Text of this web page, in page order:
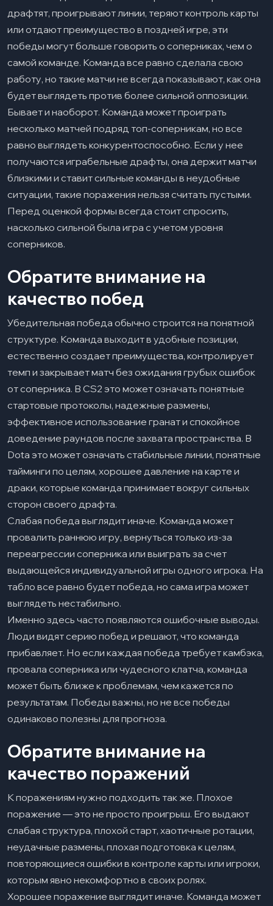
драфтят, проигрывают линии, теряют контроль карты
или отдают преимущество в поздней игре, эти
победы могут больше говорить о соперниках, чем о
самой команде. Команда все равно сделала свою
работу, но такие матчи не всегда показывают, как она
будет выглядеть против более сильной оппозиции.
Бывает и наоборот. Команда может проиграть
несколько матчей подряд топ-соперникам, но все
равно выглядеть конкурентоспособно. Если у нее
получаются играбельные драфты, она держит матчи
близкими и ставит сильные команды в неудобные
ситуации, такие поражения нельзя считать пустыми.
Перед оценкой формы всегда стоит спросить,
насколько сильной была игра с учетом уровня
соперников.
Обратите внимание на
качество побед
Убедительная победа обычно строится на понятной
структуре. Команда выходит в удобные позиции,
естественно создает преимущества, контролирует
темп и закрывает матч без ожидания грубых ошибок
от соперника. В CS2 это может означать понятные
стартовые протоколы, надежные размены,
эффективное использование гранат и спокойное
доведение раундов после захвата пространства. В
Dota это может означать стабильные линии, понятные
тайминги по целям, хорошее давление на карте и
драки, которые команда принимает вокруг сильных
сторон своего драфта.
Слабая победа выглядит иначе. Команда может
провалить раннюю игру, вернуться только из-за
переагрессии соперника или выиграть за счет
выдающейся индивидуальной игры одного игрока. На
табло все равно будет победа, но сама игра может
выглядеть нестабильно.
Именно здесь часто появляются ошибочные выводы.
Люди видят серию побед и решают, что команда
прибавляет. Но если каждая победа требует камбэка,
провала соперника или чудесного клатча, команда
может быть ближе к проблемам, чем кажется по
результатам. Победы важны, но не все победы
одинаково полезны для прогноза.
Обратите внимание на
качество поражений
К поражениям нужно подходить так же. Плохое
поражение — это не просто проигрыш. Его выдают
слабая структура, плохой старт, хаотичные ротации,
неудачные размены, плохая подготовка к целям,
повторяющиеся ошибки в контроле карты или игроки,
которым явно некомфортно в своих ролях.
Хорошее поражение выглядит иначе. Команда может